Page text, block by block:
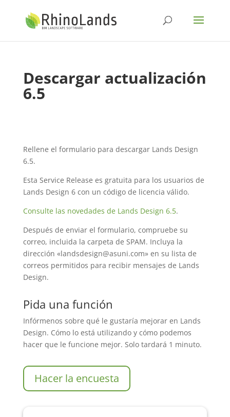
Descargar actualización
6.5
Rellene el formulario para descargar Lands Design
6.5.
Esta Service Release es gratuita para los usuarios de
Lands Design 6 con un código de licencia válido.
Consulte las novedades de Lands Design 6.5.
Después de enviar el formulario, compruebe su
correo, incluida la carpeta de SPAM. Incluya la
dirección «landsdesign@asuni.com» en su lista de
correos permitidos para recibir mensajes de Lands
Design.
Pida una función
Infórmenos sobre qué le gustaría mejorar en Lands
Design. Cómo lo está utilizando y cómo podemos
hacer que le funcione mejor. Solo tardará 1 minuto.
Hacer la encuesta